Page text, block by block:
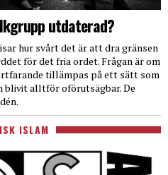
utdaterad?
hur svårt det är att dra gränsen
för det fria ordet. Frågan är om
tillämpas på ett sätt som
alltför oförutsägbar. De
ISLAM